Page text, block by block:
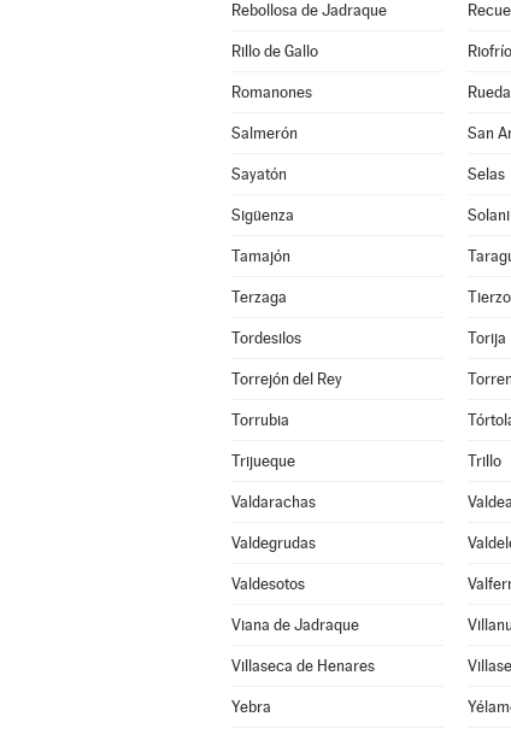
Rebollosa de Jadraque
Rillo de Gallo
Romanones
Salmerón San
Sayatón Selas
Sigüenza
Tamajón
Terzaga Tierzo
Tordesilos Torija
Torrejón del Rey
Torrubia
Trijueque Trillo
Valdarachas
Valdegrudas
Valdesotos
Viana de Jadraque
Villaseca de Henares
Yebra